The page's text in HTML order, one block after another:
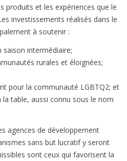
produits et les expériences que le
investissements réalisés dans le
à soutenir :
intermédiaire;
rurales et éloignées;
pour la communauté LGBTQ2; et
table, aussi connu sous le nom
agences de développement
sans but lucratif y seront
sont ceux qui favorisent la